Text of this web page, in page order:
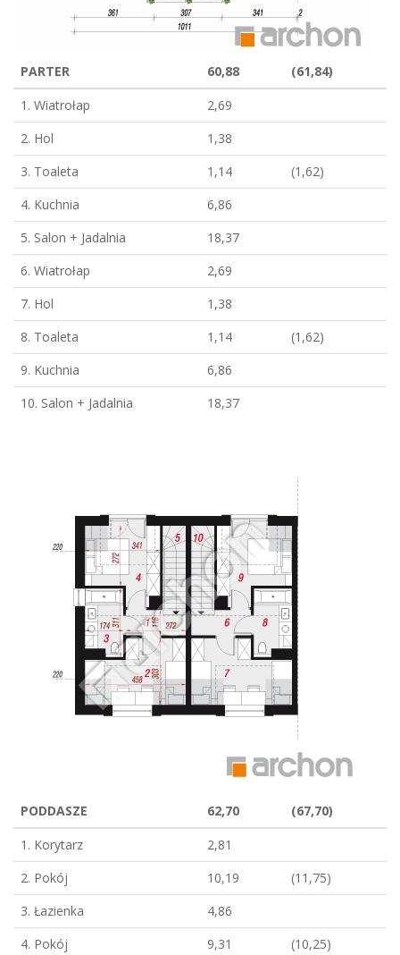
PARTER 60,88
(61,84)
1. Wiatrołap
2,69
2. Hol
1,38
3. Toaleta
1,14
(1,62)
4. Kuchnia
6,86
5. Salon + Jadalnia
18,37
6. Wiatrołap
2,69
7. Hol
1,38
8. Toaleta
1,14
(1,62)
9. Kuchnia
6,86
10. Salon + Jadalnia
18,37
PODDASZE 62,70
(67,70)
1. Korytarz
2,81
2. Pokój
10,19
(11,75)
3. Łazienka
4,86
4. Pokój
9,31 (10,25)